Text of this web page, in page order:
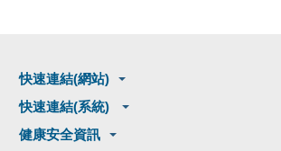
快速連結(網站)
快速連結(系統)
健康安全資訊